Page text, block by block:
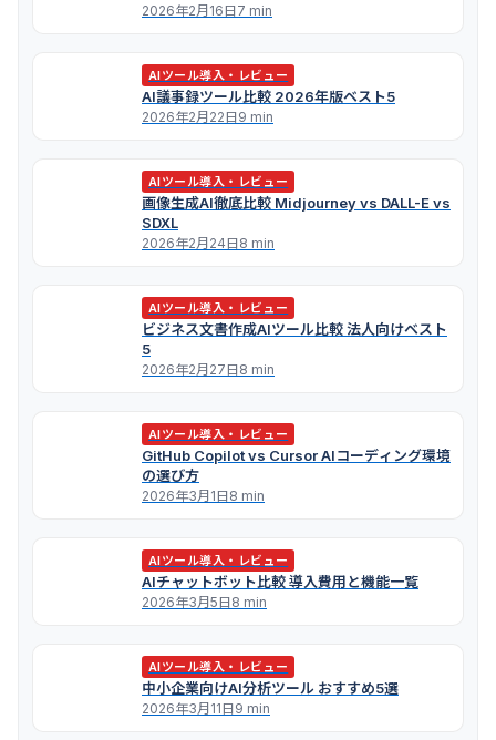
2026年2月16日7 min
AIツール導入・レビュー
AI議事録ツール比較 2026年版ベスト5
2026年2月22日9 min
AIツール導入・レビュー
画像生成AI徹底比較 Midjourney vs DALL-E vs
SDXL
2026年2月24日8 min
AIツール導入・レビュー
ビジネス文書作成AIツール比較 法人向けベスト
5
2026年2月27日8 min
AIツール導入・レビュー
GitHub Copilot vs Cursor AIコーディング環境
の選び方
2026年3月1日8 min
AIツール導入・レビュー
AIチャットボット比較 導入費用と機能一覧
2026年3月5日8 min
AIツール導入・レビュー
中小企業向けAI分析ツール おすすめ5選
2026年3月11日9 min